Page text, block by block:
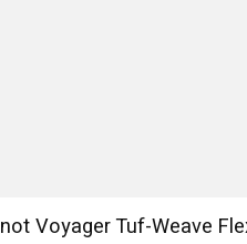
Voyager Tuf-Weave